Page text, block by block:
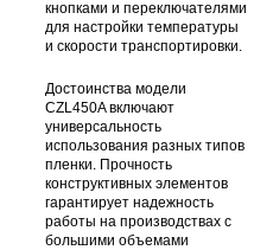
кнопками и переключателями
для настройки температуры
и скорости транспортировки.
Достоинства модели
CZL450A включают
универсальность
использования разных типов
пленки. Прочность
конструктивных элементов
гарантирует надежность
работы на производствах с
большими объемами